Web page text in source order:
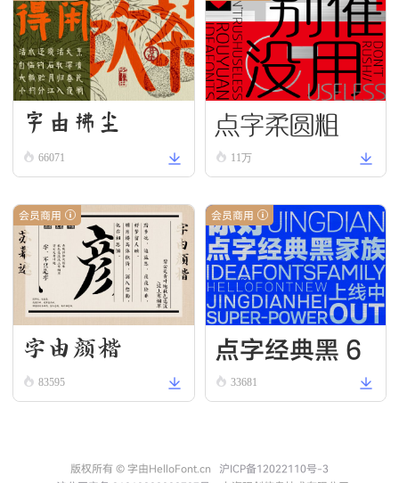
字由拂尘
66071
点字柔圆粗
11万
会员商用
字由颜楷
83595
会员商用
点字经典黑 6
533681
版权所有 © 字由HelloFont.cn
沪ICP备12022110号-3